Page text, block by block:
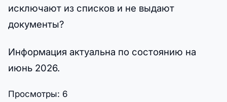
исключают из списков и не выдают
документы?
Информация актуальна по состоянию на
июнь 2026.
Просмотры: 6